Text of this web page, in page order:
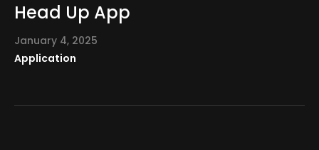
Менторство
Мини проекты
Обо мне
Head Up App
January 4, 2025
Application